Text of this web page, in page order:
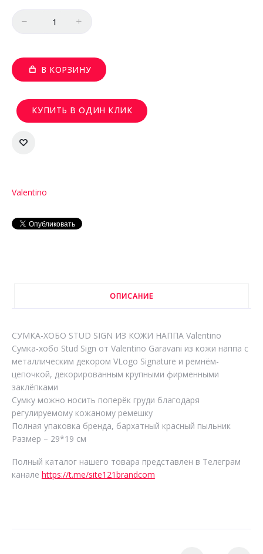
В КОРЗИНУ
КУПИТЬ В ОДИН КЛИК
Valentino
ОПИСАНИЕ
СУМКА-ХОБО STUD SIGN ИЗ КОЖИ НАППА Valentino
Сумка-хобо Stud Sign от Valentino Garavani из кожи наппа с
металлическим декором VLogo Signature и ремнём-
цепочкой, декорированным крупными фирменными
заклёпками
Сумку можно носить поперёк груди благодаря
регулируемому кожаному ремешку
Полная упаковка бренда, бархатный красный пыльник
Размер – 29*19 см
Полный каталог нашего товара представлен в Телеграм
канале https://t.me/site121brandcom